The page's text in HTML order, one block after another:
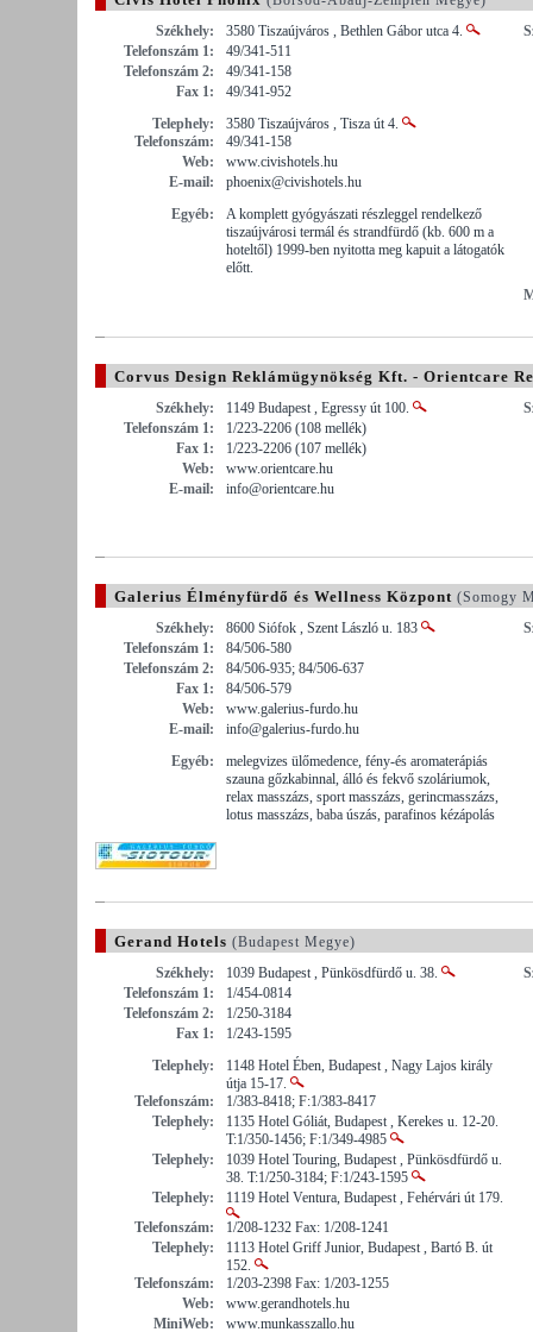
Székhely:
3580 Tiszaújváros , Bethlen Gábor utca 4.
Telefonszám 1:
49/341-511
Telefonszám 2:
49/341-158
Fax 1:
49/341-952
Telephely:
3580 Tiszaújváros , Tisza út 4.
Telefonszám:
49/341-158
Web:
www.civishotels.hu
E-mail:
phoenix@civishotels.hu
Egyéb:
A komplett gyógyászati részleggel rendelkező
tiszaújvárosi termál és strandfürdő (kb. 600 m a
hoteltől) 1999-ben nyitotta meg kapuit a látogatók
előtt.
Corvus Design Reklámügynökség Kft. - Orientcare
Székhely:
1149 Budapest , Egressy út 100.
Telefonszám 1:
1/223-2206 (108 mellék)
Fax 1:
1/223-2206 (107 mellék)
Web:
www.orientcare.hu
E-mail:
info@orientcare.hu
Galerius Élményfürdő és Wellness Központ (Somogy
Székhely:
8600 Siófok , Szent László u. 183
Telefonszám 1:
84/506-580
Telefonszám 2:
84/506-935; 84/506-637
Fax 1:
84/506-579
Web:
www.galerius-furdo.hu
E-mail:
info@galerius-furdo.hu
Egyéb:
melegvizes ülőmedence, fény-és aromaterápiás
szauna gőzkabinnal, álló és fekvő szoláriumok,
relax masszázs, sport masszázs, gerincmasszázs,
lotus masszázs, baba úszás, parafinos kézápolás
Gerand Hotels (Budapest Megye)
Székhely:
1039 Budapest , Pünkösdfürdő u. 38.
Telefonszám 1:
1/454-0814
Telefonszám 2:
1/250-3184
Fax 1:
1/243-1595
Telephely:
1148 Hotel Ében, Budapest , Nagy Lajos király
útja 15-17.
Telefonszám:
1/383-8418; F:1/383-8417
Telephely:
1135 Hotel Góliát, Budapest , Kerekes u. 12-20.
T:1/350-1456; F:1/349-4985
Telephely:
1039 Hotel Touring, Budapest , Pünkösdfürdő u.
38. T:1/250-3184; F:1/243-1595
Telephely:
1119 Hotel Ventura, Budapest , Fehérvári út 179.
Telefonszám:
1/208-1232 Fax: 1/208-1241
Telephely:
1113 Hotel Griff Junior, Budapest , Bartó B. út
152.
Telefonszám:
1/203-2398 Fax: 1/203-1255
Web:
www.gerandhotels.hu
MiniWeb:
www.munkasszallo.hu